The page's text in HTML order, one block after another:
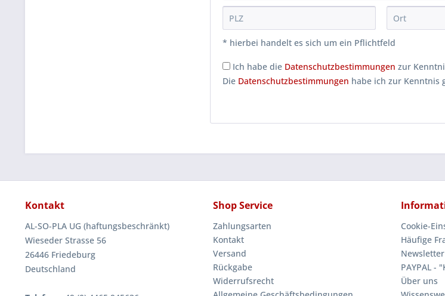
* hierbei handelt es sich um ein Pflichtfeld
Ich habe die Datenschutzbestimmungen zur
Die Datenschutzbestimmungen habe ich zur Kenntnis
Kontakt
AL-SO-PLA UG (haftungsbeschränkt)
Wieseder Strasse 56
26446 Friedeburg
Deutschland
Shop Service
Zahlungsarten
Kontakt
Versand
Rückgabe
Widerrufsrecht
Cookie-
Häufige
Newsletter
PAYPAL -
Über uns